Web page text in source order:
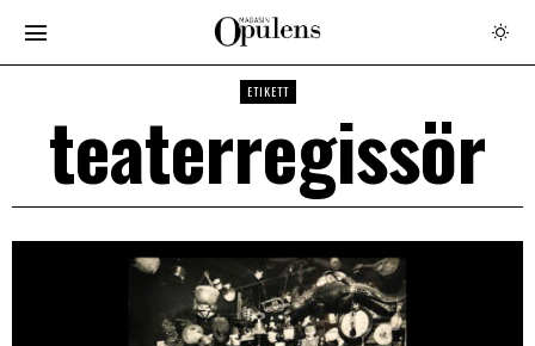
ETIKETT
teaterregissör